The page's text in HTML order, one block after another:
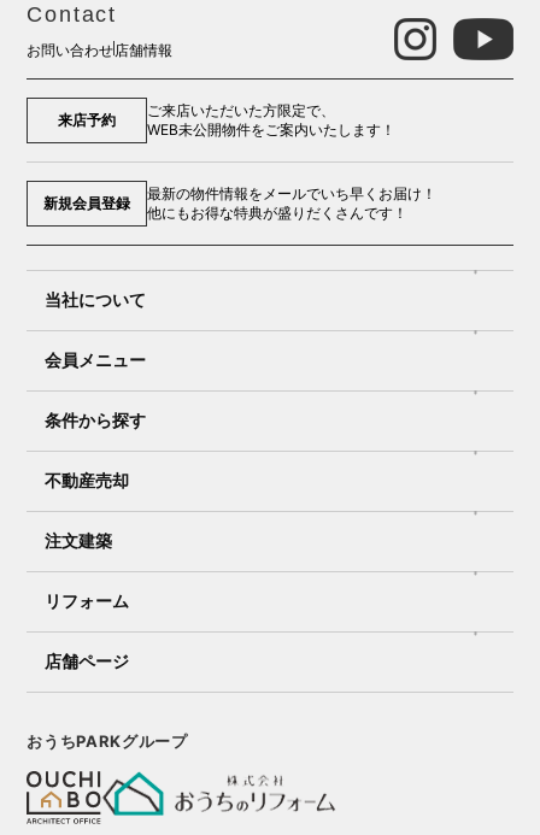
Contact
お問い合わせ 店舗情報
来店予約
ご来店いただいた方限定で、
WEB未公開物件をご案内いたします！
新規会員登録
最新の物件情報をメールでいち早くお届け！
他にもお得な特典が盛りだくさんです！
当社について
会員メニュー
条件から探す
不動産売却
注文建築
リフォーム
店舗ページ
おうちPARKグループ